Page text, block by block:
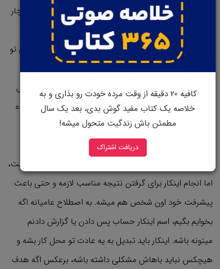
دستوراتتون رو پیاده کنید و تو انگیزه دادن به کارمنداتون، دچار
مشکل میشید.
همون قدر که به تشخیص و تعیین وجهه شخصیتی خودتون تو
محل کار اهمیت میدید، باید به شناخت و تحلیل شخصیت
دیگران هم اهمیت بدید. برای این مواردی که گفتیم، یه مثال
میزنیم واستون که متوجه شید چجوری میتونید ازش استفاده
از کار کارمنداتون انتقاد کنید و سعی کنید بازخورد کارشونو
بگیرید. درسته که انتقاد از افراد، اغلب براشون خوشایند نیست،
اما انجام اینکار برای گرفتن نتیجه مناسب لازمه و حتی باعث
پیشرفت خود اون شخص هم میشه. به اصطلاح عامیانه اگه
بخوایم بگیم، اسم اینکار حساب پس دادن یا گزارش دادنم
میتونه باشه. اینکار باید تبدیل به یه عادت تو محل کار بشه و
هیچکس نباید باهاش مشکلی داشته باشه، برعکس اگه هدف
کافیه 20 دقیقه از وقت مرده خودت رو بذاری و به
خلاصه یک کتاب مفید گوش بدی، بعد یک سال
مطمئن باش زندگیت متحول میشه!
دریافت اشتراک